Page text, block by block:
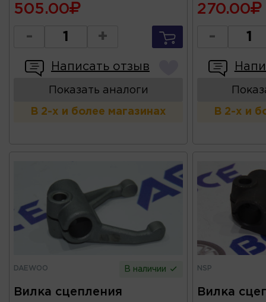
505.00
- +
Написать отзыв
Показать аналоги
В 2-х и более магазинах
270.00
-
В 2-х и
DAEWOO В наличии
Вилка сцепления
NSP
Вилка